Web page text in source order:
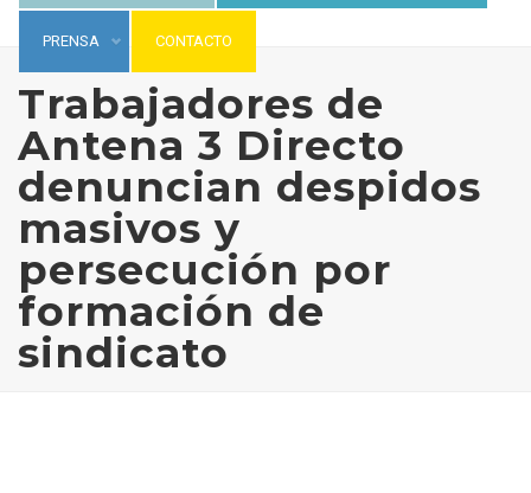
PRENSA CONTACTO
Trabajadores de
Antena 3 Directo
denuncian despidos
masivos y
persecución por
formación de
sindicato